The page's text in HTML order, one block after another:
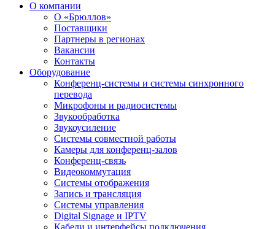
О компании
О «Брюллов»
Поставщики
Партнеры в регионах
Вакансии
Контакты
Оборудование
Конференц-системы и системы синхронного
перевода
Микрофоны и радиосистемы
Звукообработка
Звукоусиление
Системы совместной работы
Камеры для конференц-залов
Конференц-связь
Видеокоммутация
Системы отображения
Запись и трансляция
Системы управления
Digital Signage и IPTV
Кабели и интерфейсы подключения